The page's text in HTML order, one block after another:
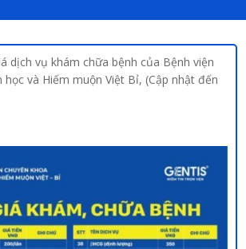
dịch vụ khám chữa bệnh của Bệnh viện
học và Hiếm muộn Việt Bỉ, (Cập nhật đến